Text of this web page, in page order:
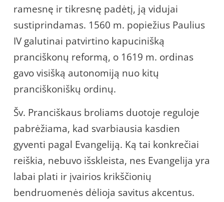
ramesnę ir tikresnę padėtį, ją vidujai
sustiprindamas. 1560 m. popiežius Paulius
IV galutinai patvirtino kapucinišką
pranciškonų reformą, o 1619 m. ordinas
gavo visišką autonomiją nuo kitų
pranciškoniškų ordinų.
Šv. Pranciškaus broliams duotoje reguloje
pabrėžiama, kad svarbiausia kasdien
gyventi pagal Evangeliją. Ką tai konkrečiai
reiškia, nebuvo išskleista, nes Evangelija yra
labai plati ir įvairios krikščionių
bendruomenės dėlioja savitus akcentus.